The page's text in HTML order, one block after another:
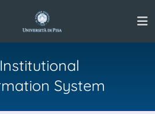
Institutional
System